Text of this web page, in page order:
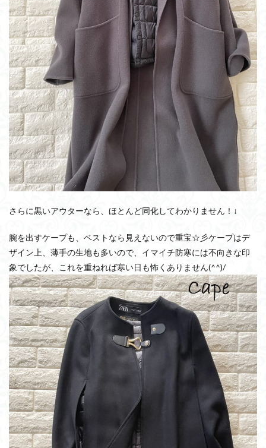
さらに黒いアウターなら、ほとんど同化してわかりません！↓
腕を出すケープも、ベストなら見えないので重宝☆彡ケープはデ
ザイン上、薄手の生地も多いので、イマイチ防寒には不向きな印
象でしたが、これを重ねれば寒い日も怖くありません(^^)/